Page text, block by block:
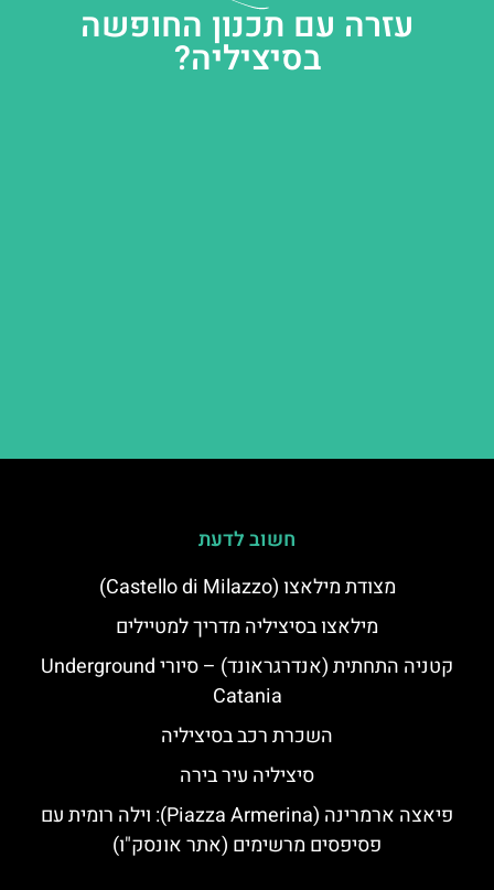
עזרה עם תכנון החופשה
בסיציליה?
חשוב לדעת
מצודת מילאצו (Castello di Milazzo)
מילאצו בסיציליה מדריך למטיילים
קטניה התחתית (אנדרגראונד) – סיורי Underground
Catania
השכרת רכב בסיציליה
סיציליה עיר בירה
פיאצה ארמרינה (Piazza Armerina): וילה רומית עם
פסיפסים מרשימים (אתר אונסק"ו)